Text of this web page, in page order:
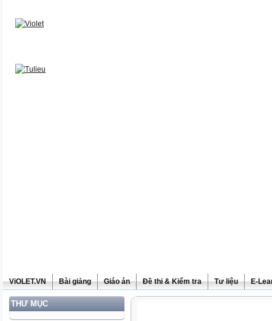
ViOLET.VN Bài giảng Giáo án Đề thi & Kiểm tra Tư liệu E-
THƯ MỤC